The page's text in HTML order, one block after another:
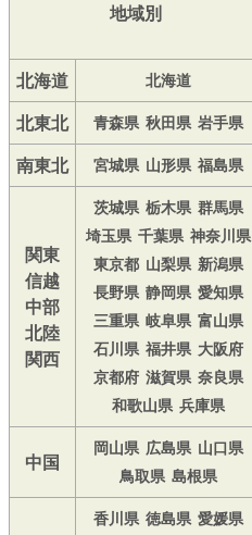
地域別
北海道
北海道
北東北
青森県 秋田県 岩手県
南東北
宮城県 山形県 福島県
関東
信越
中部
北陸
関西
茨城県 栃木県 群馬県
埼玉県 千葉県 神奈川県
東京都 山梨県 新潟県
長野県 静岡県 愛知県
三重県 岐阜県 富山県
石川県 福井県 大阪府
京都府 滋賀県 奈良県
和歌山県 兵庫県
中国
岡山県 広島県 山口県
鳥取県 島根県
香川県 徳島県 愛媛県